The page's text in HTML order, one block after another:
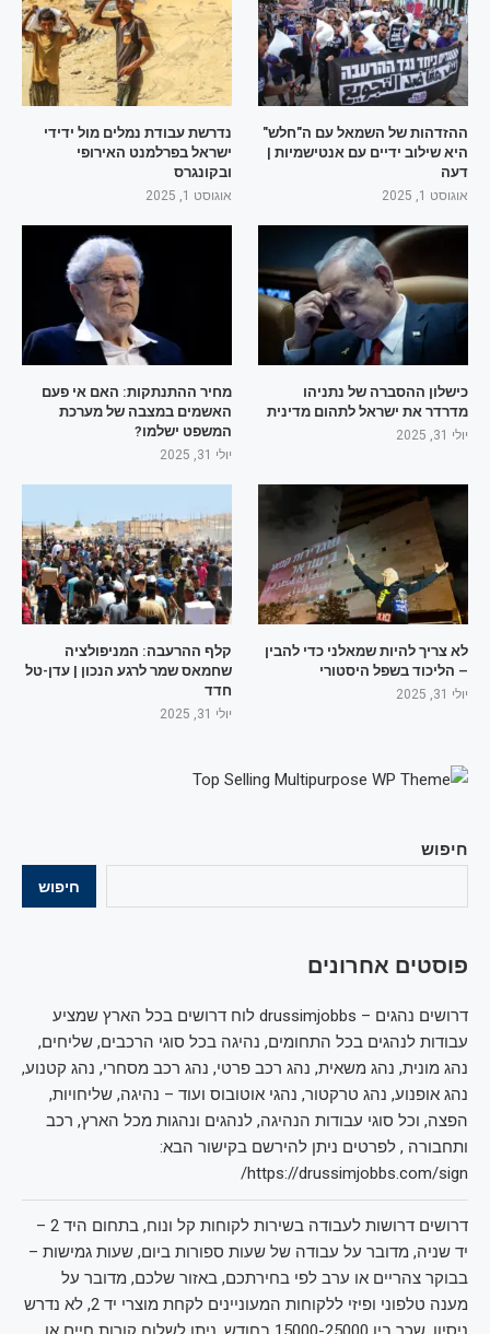
חיפוש
חיפוש
פוסטים אחרונים
דרושים נהגים – drussimjobbs לוח דרושים בכל הארץ שמציע
עבודות לנהגים בכל התחומים, נהיגה בכל סוגי הרכבים, שליחים,
נהג מונית, נהג משאית, נהג רכב פרטי, נהג רכב מסחרי, נהג קטנוע,
נהג אופנוע, נהג טרקטור, נהגי אוטובוס ועוד – נהיגה, שליחויות,
הפצה, וכל סוגי עבודות הנהיגה, לנהגים ונהגות מכל הארץ, רכב
ותחבורה , לפרטים ניתן להירשם בקישור הבא:
https://drussimjobbs.com/sign/
דרושים דרושות לעבודה בשירות לקוחות קל ונוח, בתחום היד 2 –
יד שניה, מדובר על עבודה של שעות ספורות ביום, שעות גמישות –
בבוקר צהריים או ערב לפי בחירתכם, באזור שלכם, מדובר על
מענה טלפוני ופיזי ללקוחות המעוניינים לקחת מוצרי יד 2, לא נדרש
ההזדהות של השמאל עם ה"חלש"
היא שילוב ידיים עם אנטישמיות |
דעה
אוגוסט 1, 2025
נדרשת עבודת נמלים מול ידידי
ישראל בפרלמנט האירופי
ובקונגרס
אוגוסט 1, 2025
כישלון ההסברה של נתניהו
מדרדר את ישראל לתהום מדינית
יולי 31, 2025
מחיר ההתנתקות: האם אי פעם
האשמים במצבה של מערכת
המשפט ישלמו?
יולי 31, 2025
לא צריך להיות שמאלני כדי להבין
– הליכוד בשפל היסטורי
יולי 31, 2025
קלף ההרעבה: המניפולציה
שחמאס שמר לרגע הנכון | עדן-טל
חדד
יולי 31, 2025